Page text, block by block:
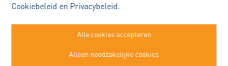
Cookiebeleid en Privacybeleid.
Alle cookies accepteren
Alleen noodzakelijke cookies
Immo Robert Buggenhout
Kasteelstraat 22a